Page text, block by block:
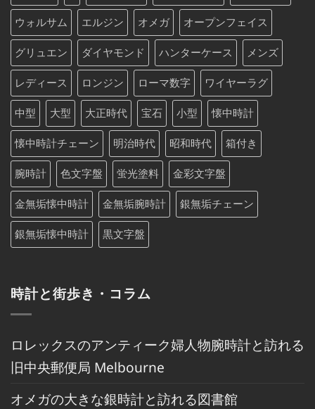
ウォルサム エルジン オメガ オープンフェイス
グリュエン ダイヤモンド ハンターケース メンズ
レディース ロンジン ローマ数字 ワイヤーラグ
中型 大型 大正時代 宝石 小型 懐中時計
懐中時計チェーン 明治時代 昭和時代 箱付き
腕時計 色文字盤 蛍光塗料 金彩文字盤
金無垢懐中時計 金無垢腕時計 銀無垢チェーン
銀無垢懐中時計 黒文字盤
時計と街歩き・コラム
ロレックスのアンティーク婦人物腕時計と訪れる
旧中央郵便局 Melbourne
オメガの大きな銀時計と訪れる図書館